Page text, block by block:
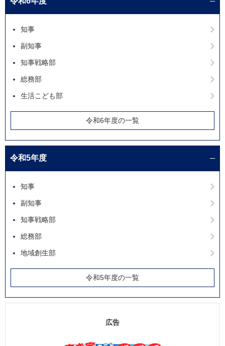
知事
副知事
知事戦略部
総務部
生活こども部
令和6年度の一覧
令和5年度
知事
副知事
知事戦略部
総務部
地域創生部
令和5年度の一覧
広告